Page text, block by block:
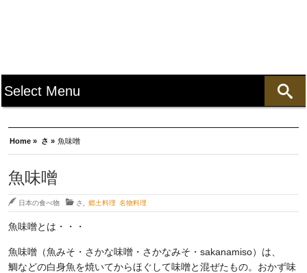
Home » さ » 魚味噌
魚味噌
日本の食べ物 さ 郷土料理 名物料理
魚味噌とは・・・
魚味噌（魚みそ・さかな味噌・さかなみそ・sakanamiso）は、
鯛などの白身魚を焼いてからほぐして味噌と混ぜたもの。おかず味